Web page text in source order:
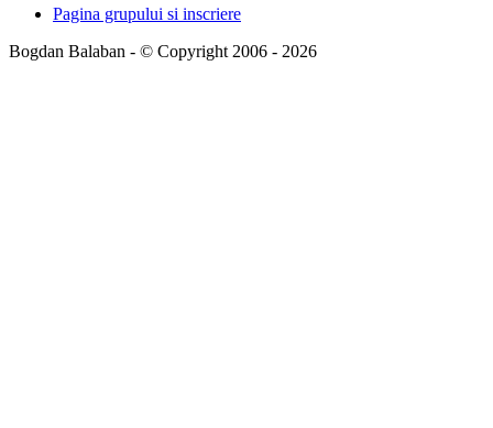
Pagina grupului si inscriere
Bogdan Balaban - © Copyright 2006 - 2026